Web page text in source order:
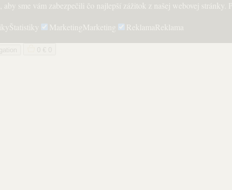
sme vám zabezpečili čo najlepší zážitok z našej webovej
Štatistiky MarketingMarketing Reklama Reklama